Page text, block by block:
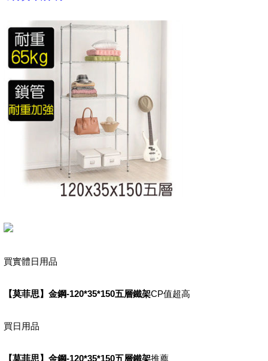
買實體日用品
【莫菲思】金鋼-120*35*150五層鐵架CP值超高
買日用品
【莫菲思】金鋼-120*35*150五層鐵架推薦